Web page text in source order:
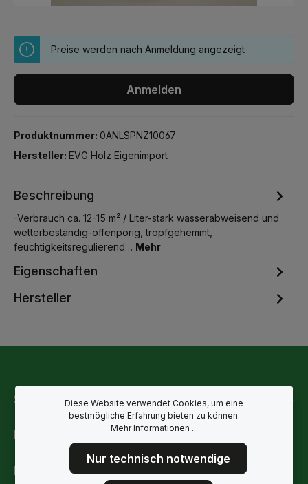
Preise werden nach Anmeldung angezeigt
Anmelden
Produktnummer: 0ANLSPNZ10067
Hersteller: EVG Holz Eigenimport
Beschreibung
-Verbrauch ca. 12-15 m² / Liter-stark wasserabweisend und
wetterbeständig-offenporig, tropfgehemmt,
feuchtigkeitsregulierend… Mehr
Eigenschaften
Hersteller
Service-Hotline
Rechtliche Hinweise
Informationen
Diese Website verwendet Cookies, um eine
bestmögliche Erfahrung bieten zu können.
Mehr Informationen ...
Nur technisch notwendige